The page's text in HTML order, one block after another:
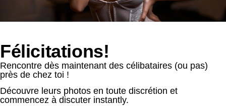
Félicitations!
Rencontre dès maintenant des célibataires (ou pas)
près de chez toi !
Découvre leurs photos en toute discrétion et
commencez à discuter instantly.